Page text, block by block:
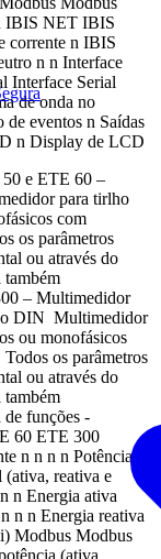
IBIS NET IBIS
corrente n IBIS
n n Interface
Interface Serial
de onda no
eventos n Saídas
n Display de LCD
e ETE 60 –
para tirlho
com
os parâmetros
ou através do
também
– Multimedidor
DIN Multimedidor
ou monofásicos
os parâmetros
ou através do
também
de funções -
60 ETE 300
n n n n Potência
(ativa, reativa e
n Energia ativa
n n Energia reativa
Modbus Modbus